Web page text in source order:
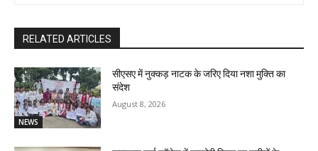
RELATED ARTICLES
NEWS
सीएसए में नुक्कड़ नाटक के जरिए दिया नशा मुक्ति का
संदेश
August 8, 2026